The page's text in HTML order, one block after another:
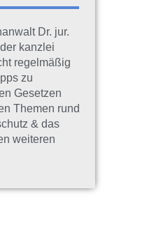
Dr. jur.
kanzlei
regelmäßig
zu
Gesetzen
Themen rund
& das
weiteren